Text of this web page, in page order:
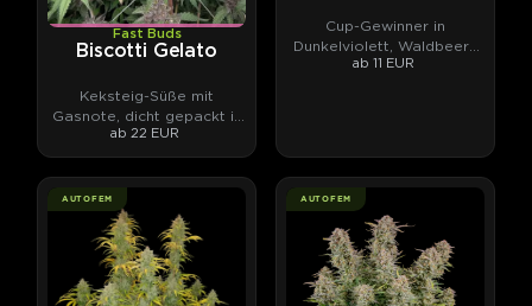
Fast Buds
Biscotti Gelato
Keksteig-Süße mit
Gasnote, dicht gepackt in
Harz.
ab 22 EUR
Cup-Gewinner in
Dunkelviolett, Waldbeere
und Kush.
ab 11 EUR
AUTOFEM AUTOFEM